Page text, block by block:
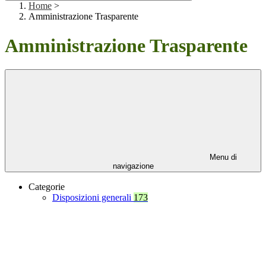
Home >
Amministrazione Trasparente
Amministrazione Trasparente
Menu di
navigazione
Categorie
Disposizioni generali 173